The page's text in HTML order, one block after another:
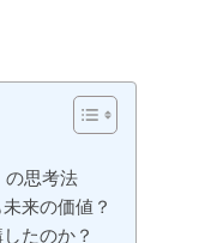
の思考法
来の価値？
たのか？